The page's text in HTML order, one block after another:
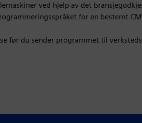
ved hjelp av det
for en bestemt
før du sender programmet til